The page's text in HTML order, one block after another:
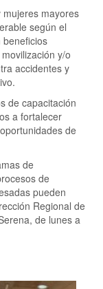
mayores
según el
beneficios
y/o
accidentes y
de capacitación
a fortalecer
de
de
de
pueden
Regional de
de lunes a